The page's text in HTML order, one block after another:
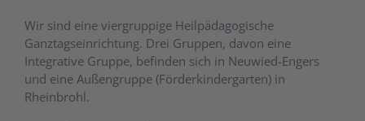
Wir sind eine viergruppige Heilpädagogische
Ganztagseinrichtung. Drei Gruppen, davon eine
Integrative Gruppe, befinden sich in Neuwied-Engers
und eine Außengruppe (Förderkindergarten) in
Rheinbrohl.